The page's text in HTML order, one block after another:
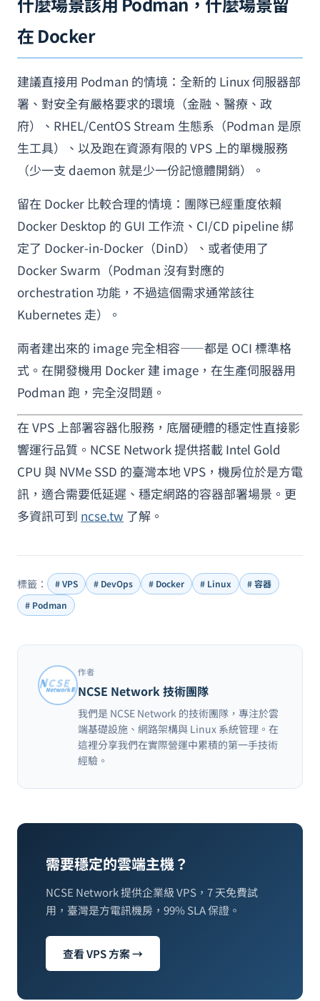
在 Docker
建議直接用 Podman 的情境：全新的 Linux 伺服器部
署、對安全有嚴格要求的環境（金融、醫療、政
府）、RHEL/CentOS Stream 生態系（Podman 是原
生工具）、以及跑在資源有限的 VPS 上的單機服務
（少一支 daemon 就是少一份記憶體開銷）。
留在 Docker 比較合理的情境：團隊已經重度依賴
Docker Desktop 的 GUI 工作流、CI/CD pipeline 綁
定了 Docker-in-Docker（DinD）、或者使用了
Docker Swarm（Podman 沒有對應的
orchestration 功能，不過這個需求通常該往
Kubernetes 走）。
兩者建出來的 image 完全相容——都是 OCI 標準格
式。在開發機用 Docker 建 image，在生產伺服器用
Podman 跑，完全沒問題。
在 VPS 上部署容器化服務，底層硬體的穩定性直接影
響運行品質。NCSE Network 提供搭載 Intel Gold
CPU 與 NVMe SSD 的臺灣本地 VPS，機房位於是方電
訊，適合需要低延遲、穩定網路的容器部署場景。更
多資訊可到 ncse.tw 了解。
標籤： # VPS # DevOps # Docker # Linux
# 容器
# Podman
作者
NCSE Network 技術團隊
我們是 NCSE Network 的技術團隊，專注於雲
端基礎設施、網路架構與 Linux 系統管理。在
這裡分享我們在實際營運中累積的第一手技術
經驗。
需要穩定的雲端主機？
NCSE Network 提供企業級 VPS，7 天免費試
用，臺灣是方電訊機房，99% SLA 保證。
查看 VPS 方案 →